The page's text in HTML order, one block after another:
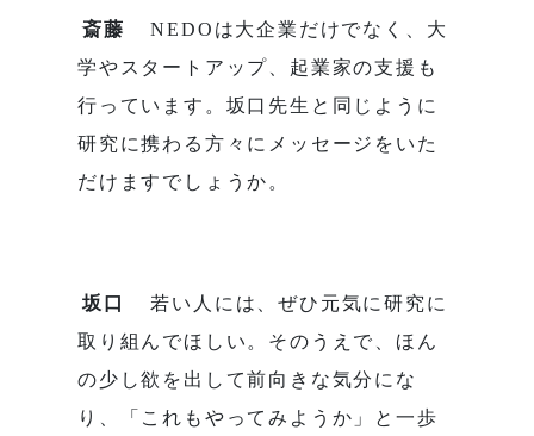
斎藤
NEDOは大企業だけでなく、大
学やスタートアップ、起業家の支援も
行っています。坂口先生と同じように
研究に携わる方々にメッセージをいた
だけますでしょうか。
坂口
若い人には、ぜひ元気に研究に
取り組んでほしい。そのうえで、ほん
の少し欲を出して前向きな気分にな
り、「これもやってみようか」と一歩